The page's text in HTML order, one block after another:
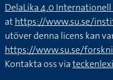
DelaLika 4.0 Internationell
athttps://www.su.se/
utöver denna licens kan
https://www.su.se/
Kontakta oss via